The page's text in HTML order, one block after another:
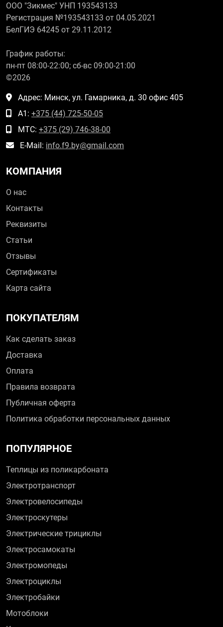
ООО "Зикмес" УНП 193543133
Регистрация №193543133 от 04.05.2021
БелГИЭ 64245 от 29.11.2012
График работы:
пн-пт 08:00-22:00; сб-вс 09:00-21:00
©2026
Адрес: Минск, ул. Гамарника, д. 30 офис 405
А1: +375 (44) 725-50-05
МТС: +375 (29) 746-38-00
E-Mail: info.f9.by@gmail.com
КОМПАНИЯ
О нас
Контакты
Реквизиты
Статьи
Отзывы
Сертификаты
Карта сайта
ПОКУПАТЕЛЯМ
Как сделать заказ
Доставка
Оплата
Правила возврата
Публичная оферта
Политика обработки персональных данных
ПОПУЛЯРНОЕ
Теплицы из поликарбоната
Электротранспорт
Электровелосипеды
Электроскутеры
Электрические трициклы
Электросамокаты
Электромопеды
Электроциклы
Электробайки
Мотоблоки